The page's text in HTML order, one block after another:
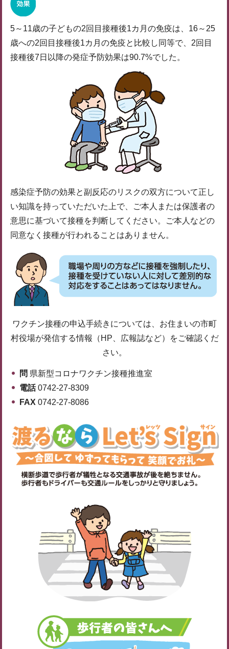
5～11歳の子どもの2回目接種後1カ月の免疫は、16～25
歳への2回目接種後1カ月の免疫と比較し同等で、2回目
接種後7日以降の発症予防効果は90.7%でした。
感染症予防の効果と副反応のリスクの双方について正し
い知識を持っていただいた上で、ご本人または保護者の
意思に基づいて接種を判断してください。ご本人などの
同意なく接種が行われることはありません。
ワクチン接種の申込手続きについては、お住まいの市町
村役場が発信する情報（HP、広報誌など）をご確認くだ
さい。
問 県新型コロナワクチン接種推進室
電話0742-27-8309
FAX 0742-27-8086